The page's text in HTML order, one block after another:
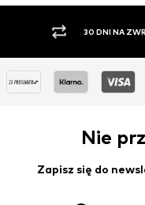
30 DNI NA
Nie
Zapisz się do